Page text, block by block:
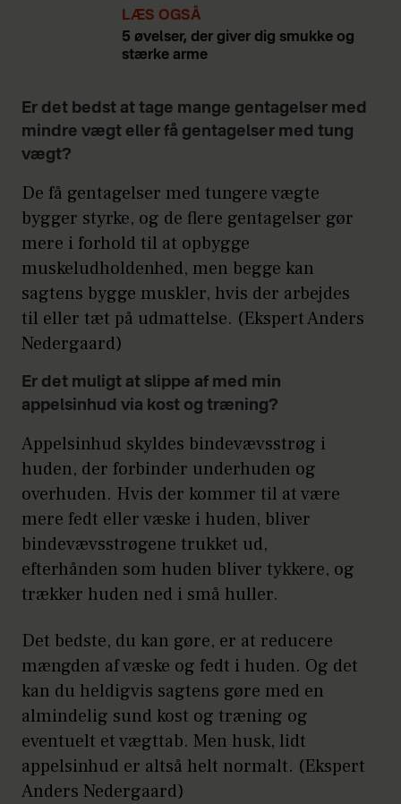
LÆS OGSÅ
5 øvelser, der giver dig smukke og
stærke arme
Er det bedst at tage mange gentagelser med
mindre vægt eller få gentagelser med tung
vægt?
De få gentagelser med tungere vægte
bygger styrke, og de flere gentagelser gør
mere i forhold til at opbygge
muskeludholdenhed, men begge kan
sagtens bygge muskler, hvis der arbejdes
til eller tæt på udmattelse. (Ekspert Anders
Nedergaard)
Er det muligt at slippe af med min
appelsinhud via kost og træning?
Appelsinhud skyldes bindevævsstrøg i
huden, der forbinder underhuden og
overhuden. Hvis der kommer til at være
mere fedt eller væske i huden, bliver
bindevævsstrøgene trukket ud,
efterhånden som huden bliver tykkere, og
trækker huden ned i små huller.
Det bedste, du kan gøre, er at reducere
mængden af væske og fedt i huden. Og det
kan du heldigvis sagtens gøre med en
almindelig sund kost og træning og
eventuelt et vægttab. Men husk, lidt
appelsinhud er altså helt normalt. (Ekspert
Anders Nedergaard)